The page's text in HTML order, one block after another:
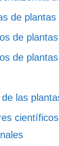
de
de
de
las